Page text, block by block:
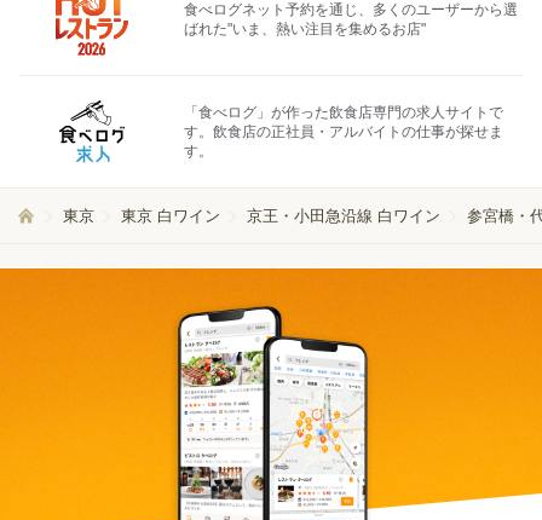
食べログネット予約を通じ、多くのユーザーから選
ばれた"いま、熱い注目を集めるお店"
「食べログ」が作った飲食店専門の求人サイトで
す。飲食店の正社員・アルバイトの仕事が探せま
す。
東京 東京 白ワイン 京王・小田急沿線 白ワイン 参宮橋・